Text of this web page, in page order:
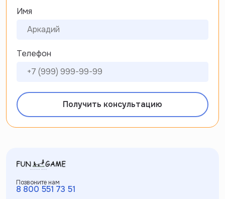
Имя
Телефон
Получить консультацию
Позвоните нам
8 800 551 73 51